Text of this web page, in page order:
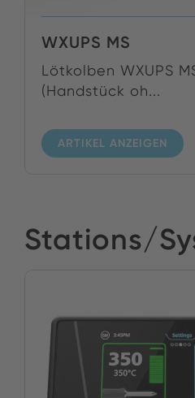
WXUPS MS
Lötkolben WXUPS
(Handstück oh...
ARTIKEL ANZEIGEN
Stations/